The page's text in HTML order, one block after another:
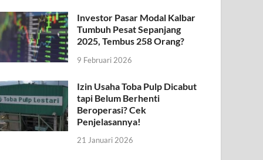
Investor Pasar Modal Kalbar
Tumbuh Pesat Sepanjang
2025, Tembus 258 Orang?
9 Februari 2026
Izin Usaha Toba Pulp Dicabut
tapi Belum Berhenti
Beroperasi? Cek
Penjelasannya!
21 Januari 2026